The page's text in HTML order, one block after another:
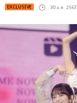
EXCLUSIVE : 30 ม.ค. 2567